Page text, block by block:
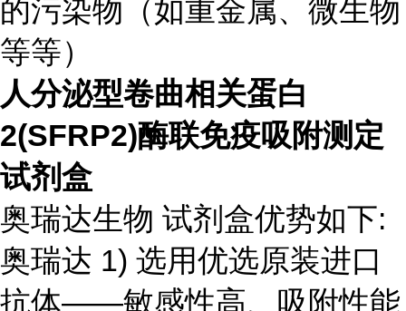
的污染物（如重金属、微生物
等等）
人分泌型卷曲相关蛋白
2(SFRP2)酶联免疫吸附测定
试剂盒
奥瑞达生物 试剂盒优势如下:
奥瑞达 1) 选用优选原装进口
抗体——敏感性高、吸附性能